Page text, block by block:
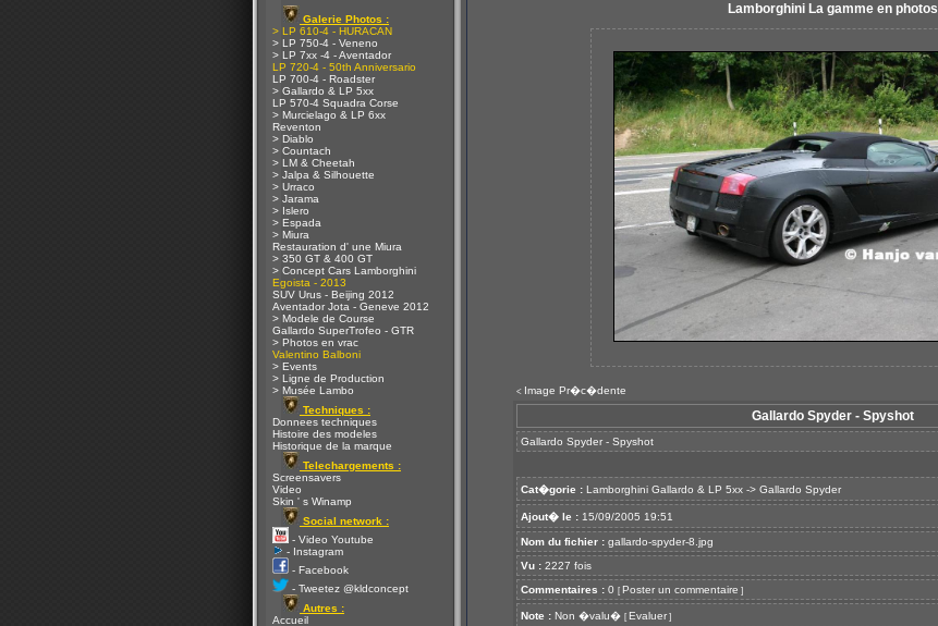
Galerie Photos :
> LP 610-4 - HURACAN
> LP 750-4 - Veneno
> LP 7xx -4 - Aventador
LP 720-4 - 50th Anniversario
LP 700-4 - Roadster
> Gallardo & LP 5xx
LP 570-4 Squadra Corse
> Murcielago & LP 6xx
Reventon
> Diablo
> Countach
> LM & Cheetah
> Jalpa & Silhouette
> Urraco
> Jarama
> Islero
> Espada
> Miura
Restauration d' une Miura
> 350 GT & 400 GT
> Concept Cars Lamborghini
Egoista - 2013
SUV Urus - Beijing 2012
Aventador Jota - Geneve 2012
> Modele de Course
Gallardo SuperTrofeo - GTR
> Photos en vrac
Valentino Balboni
> Events
> Ligne de Production
> Musée Lambo
Techniques :
Donnees techniques
Histoire des modeles
Historique de la marque
Telechargements :
Screensavers
Video
Skin ' s Winamp
Social network :
- Video Youtube
- Instagram
- Facebook
- Tweetez @kldconcept
Autres :
Accueil
Lamborghini La gamme en photos
< Image Pr�c�dente
Gallardo Spyder - Spyshot
Gallardo Spyder - Spyshot
Cat�gorie : Lamborghini Gallardo & LP 5xx -> Gallardo Spyder
Ajout� le : 15/09/2005 19:51
Nom du fichier : gallardo-spyder-8.jpg
Vu : 2227 fois
Commentaires : 0 [ Poster un commentaire ]
Note : Non �valu� [ Evaluer ]